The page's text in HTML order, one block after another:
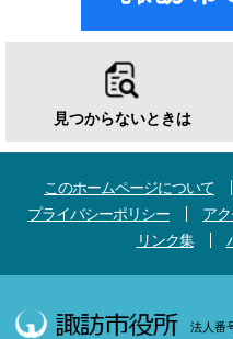
見つからないときは
このホームページについて
プライバシーポリシー
ア
リンク集
法人番